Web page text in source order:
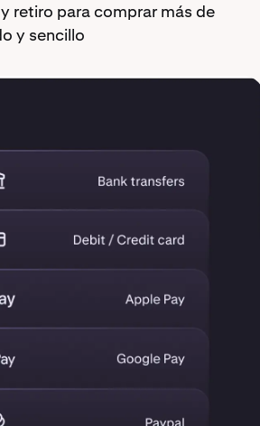
retiro para comprar más de
y sencillo